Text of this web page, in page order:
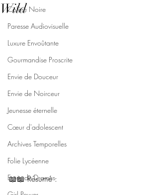
Colère Noire
Paresse Audiovisuelle
Luxure Envoûtante
Gourmandise Proscrite
Envie de Douceur
Envie de Noirceur
Jeunesse éternelle
Cœur d'adolescent
Archives Temporelles
Folie Lycéenne
Envie de Drames
Wild
📖📖 Résumé :